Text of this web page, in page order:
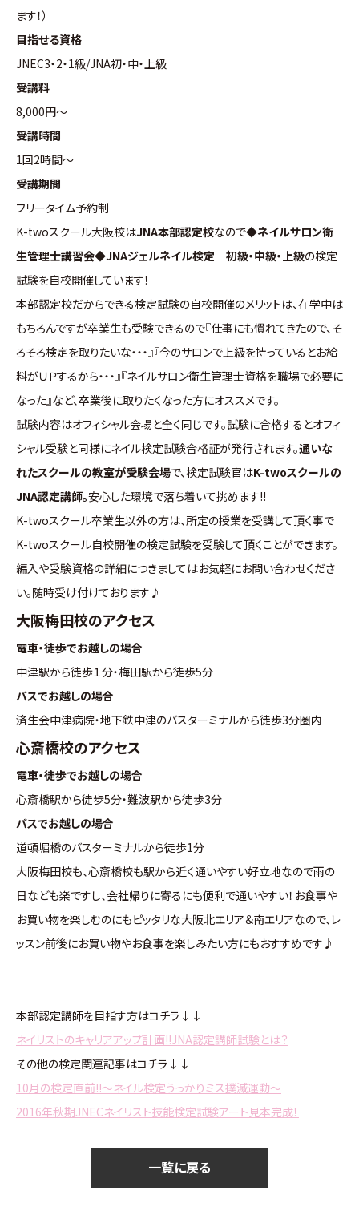
ます！）
目指せる資格
JNEC3・2・1級/JNA初・中・上級
受講料
8,000円～
受講時間
1回2時間～
受講期間
フリータイム予約制
K-twoスクール大阪校はJNA本部認定校なので◆ネイルサロン衛
生管理士講習会◆JNAジェルネイル検定 初級・中級・上級の検定
試験を自校開催しています！
本部認定校だからできる検定試験の自校開催のメリットは、在学中は
もちろんですが卒業生も受験できるので『仕事にも慣れてきたので、そ
ろそろ検定を取りたいな・・・』『今のサロンで上級を持っているとお給
料がＵＰするから・・・』『ネイルサロン衛生管理士資格を職場で必要に
なった』など、卒業後に取りたくなった方にオススメです。
試験内容はオフィシャル会場と全く同じです。試験に合格するとオフィ
シャル受験と同様にネイル検定試験合格証が発行されます。通いな
れたスクールの教室が受験会場で、検定試験官はK-twoスクールの
JNA認定講師。安心した環境で落ち着いて挑めます!!
K-twoスクール卒業生以外の方は、所定の授業を受講して頂く事で
K-twoスクール自校開催の検定試験を受験して頂くことができます。
編入や受験資格の詳細につきましてはお気軽にお問い合わせくださ
い。随時受け付けております♪
大阪梅田校のアクセス
電車・徒歩でお越しの場合
中津駅から徒歩１分・梅田駅から徒歩5分
バスでお越しの場合
済生会中津病院・地下鉄中津のバスターミナルから徒歩3分圏内
心斎橋校のアクセス
電車・徒歩でお越しの場合
心斎橋駅から徒歩5分・難波駅から徒歩3分
バスでお越しの場合
道頓堀橋のバスターミナルから徒歩1分
大阪梅田校も、心斎橋校も駅から近く通いやすい好立地なので雨の
日なども楽ですし、会社帰りに寄るにも便利で通いやすい！お食事や
お買い物を楽しむのにもピッタリな大阪北エリア＆南エリアなので、レ
ッスン前後にお買い物やお食事を楽しみたい方にもおすすめです♪
本部認定講師を目指す方はコチラ↓↓
ネイリストのキャリアアップ計画!!JNA認定講師試験とは？
その他の検定関連記事はコチラ↓↓
10月の検定直前!!～ネイル検定うっかりミス撲滅運動～
2016年秋期JNECネイリスト技能検定試験アート見本完成！
一覧に戻る